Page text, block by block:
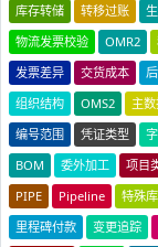
库存转储
转移过账
物流发票校验
OMR2
发票差异
交货成本
组织结构
OMS2 主
编号范围
凭证类型
BOM
委外加工 项目
PIPE
Pipeline 特殊
里程碑付款
变更追踪